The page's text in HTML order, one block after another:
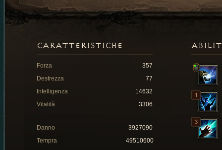
CARATTERISTICHE
Forza
357
Destrezza
77
Intelligenza
14632
Vitalità
3306
Danno
3927090
Tempra
49510600